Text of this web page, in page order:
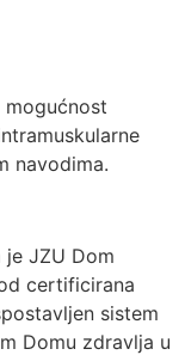
mogućnost
navodima.
JZU Dom
certificirana
sistem
Domu zdravlja u